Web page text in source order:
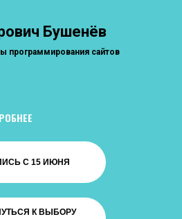
Бушенёв
программирования сайтов
С 15 ИЮНЯ
К ВЫБОРУ